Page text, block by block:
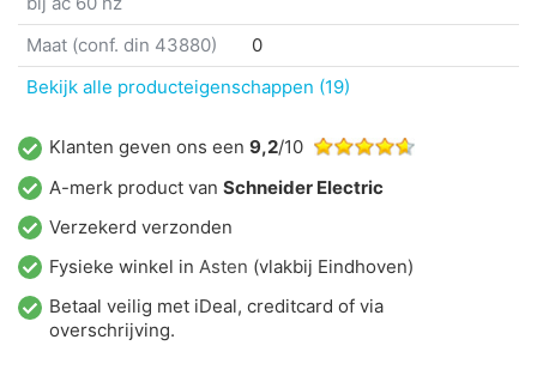
Maat (conf. din 43880)
0
Bekijk alle producteigenschappen (19)
Klanten geven ons een 9,2/10
A-merk product van Schneider Electric
Verzekerd verzonden
Fysieke winkel in Asten (vlakbij Eindhoven)
Betaal veilig met iDeal, creditcard of via
overschrijving.